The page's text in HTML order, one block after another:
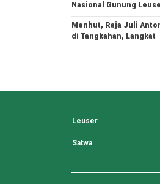
Nasional Gunung
Menhut, Raja Juli
di Tangkahan, Langkat
Leuser
Satwa